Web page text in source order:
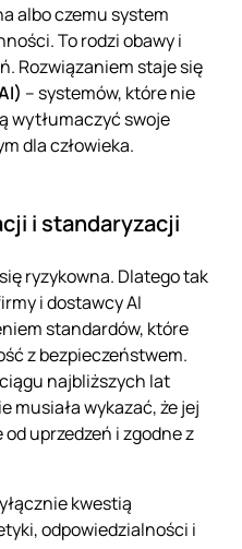
albo czemu system
To rodzi obawy i
Rozwiązaniem staje się
– systemów, które nie
wytłumaczyć swoje
dla człowieka.
i standaryzacji
ryzykowna. Dlatego tak
i dostawcy AI
standardów, które
z bezpieczeństwem.
najbliższych lat
musiała wykazać, że jej
uprzedzeń i zgodne z
kwestią
odpowiedzialności i